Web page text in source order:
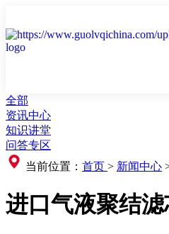
全部
资讯中心
知识讲堂
问答专区
当前位置： 首页 > 新闻中心
进口气液聚结